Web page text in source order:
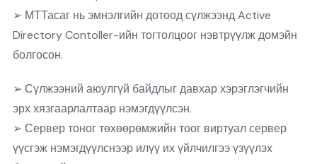
➢ МТТасаг нь эмнэлгийн дотоод сүлжээнд Active
Directory Contoller-ийн тогтолцоог нэвтрүүлж домэйн
болгосон.
➢ Сүлжээний аюулгүй байдлыг давхар хэрэглэгчийн
эрх хязгаарлалтаар нэмэгдүүлсэн.
➢ Сервер тоног төхөөрөмжийн тоог виртуал сервер
үүсгэж нэмэгдүүлснээр илүү их үйлчилгээ үзүүлэх